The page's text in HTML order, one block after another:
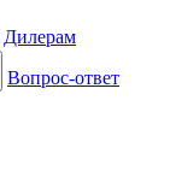
Дилерам
Вопрос-ответ